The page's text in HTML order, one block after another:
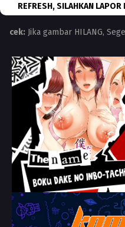
REFRESH, SILAHKAN LAPOR
cek: Jika gambar HILANG,